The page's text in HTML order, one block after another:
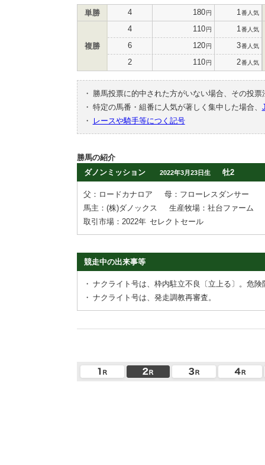
単勝 4 180円 1 番人気
複勝
4 110円 1 番人気
6 120円 3番人気
2 110円 2番人気
・
勝馬投票に的中された方がいない場合、その投
・ 特定の馬番・組番に人気が著しく集中した場合、
・
レースや騎手等につく記号
勝馬の紹介
ダノンミッション
2022年3月23日生 牡2
父：ロードカナロア
母：フローレスダンサー
馬主：(株)ダノックス
生産牧場：社台ファーム
取引市場：2022年 セレクトセール
競走中の出来事等
・ ナクライト号は、枠内駐立不良〔立上る〕。危
・ ナクライト号は、発走調教再審査。